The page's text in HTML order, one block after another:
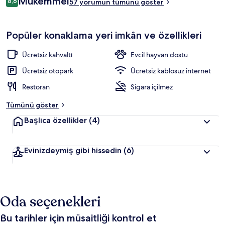
8,6/10 57 yorumun tümünü göster
Popüler konaklama yeri imkân ve özellikleri
Ücretsiz kahvaltı
Evcil hayvan dostu
Ücretsiz otopark
Ücretsiz kablosuz internet
Restoran
Sigara içilmez
Tümünü göster
Başlıca özellikler (4)
Evinizdeymiş gibi hissedin (6)
Oda seçenekleri
Bu tarihler için müsaitliği kontrol et